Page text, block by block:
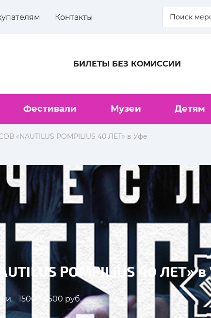
Контакты
БИЛЕТЫ БЕЗ КОМИССИИ
Фестивали Музеи Детям
«NAUTILUS POMPILIUS 40 ЛЕТ» в Уфе
POMPILIUS 40 ЛЕТ»
1500 - 6500 руб.